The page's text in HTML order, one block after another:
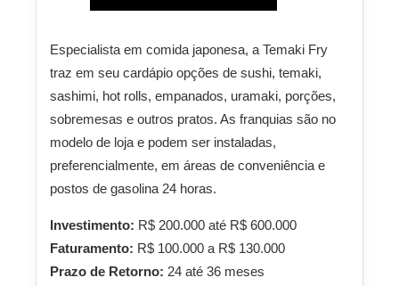
Especialista em comida japonesa, a Temaki Fry
traz em seu cardápio opções de sushi, temaki,
sashimi, hot rolls, empanados, uramaki, porções,
sobremesas e outros pratos. As franquias são no
modelo de loja e podem ser instaladas,
preferencialmente, em áreas de conveniência e
postos de gasolina 24 horas.
Investimento: R$ 200.000 até R$ 600.000
Faturamento: R$ 100.000 a R$ 130.000
Prazo de Retorno: 24 até 36 meses